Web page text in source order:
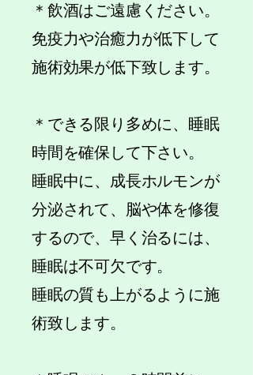
​＊飲酒はご遠慮ください。
免疫力や治癒力が低下して
施術効果が低下致します。
＊できる限り多めに、睡眠
時間を確保して下さい。
睡眠中に、成長ホルモンが
分泌されて、脳や体を修復
するので、早く治るには、
睡眠は不可欠です。
睡眠の質も上がるように施
術致します。